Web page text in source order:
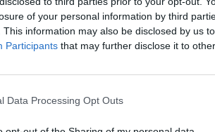
of your personal information by third
This information may also be disclosed by us
Participants that may further disclose it to
Data Processing Opt Outs
nem csak orvosi célokat szolgálnak,
egy nagyrészt szabályozatlan piacon.